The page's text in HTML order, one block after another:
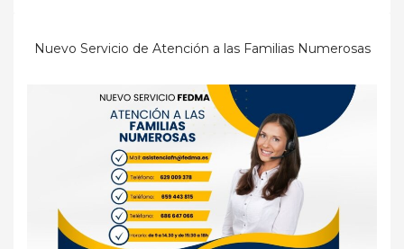
Nuevo Servicio de Atención a las Familias Numerosas